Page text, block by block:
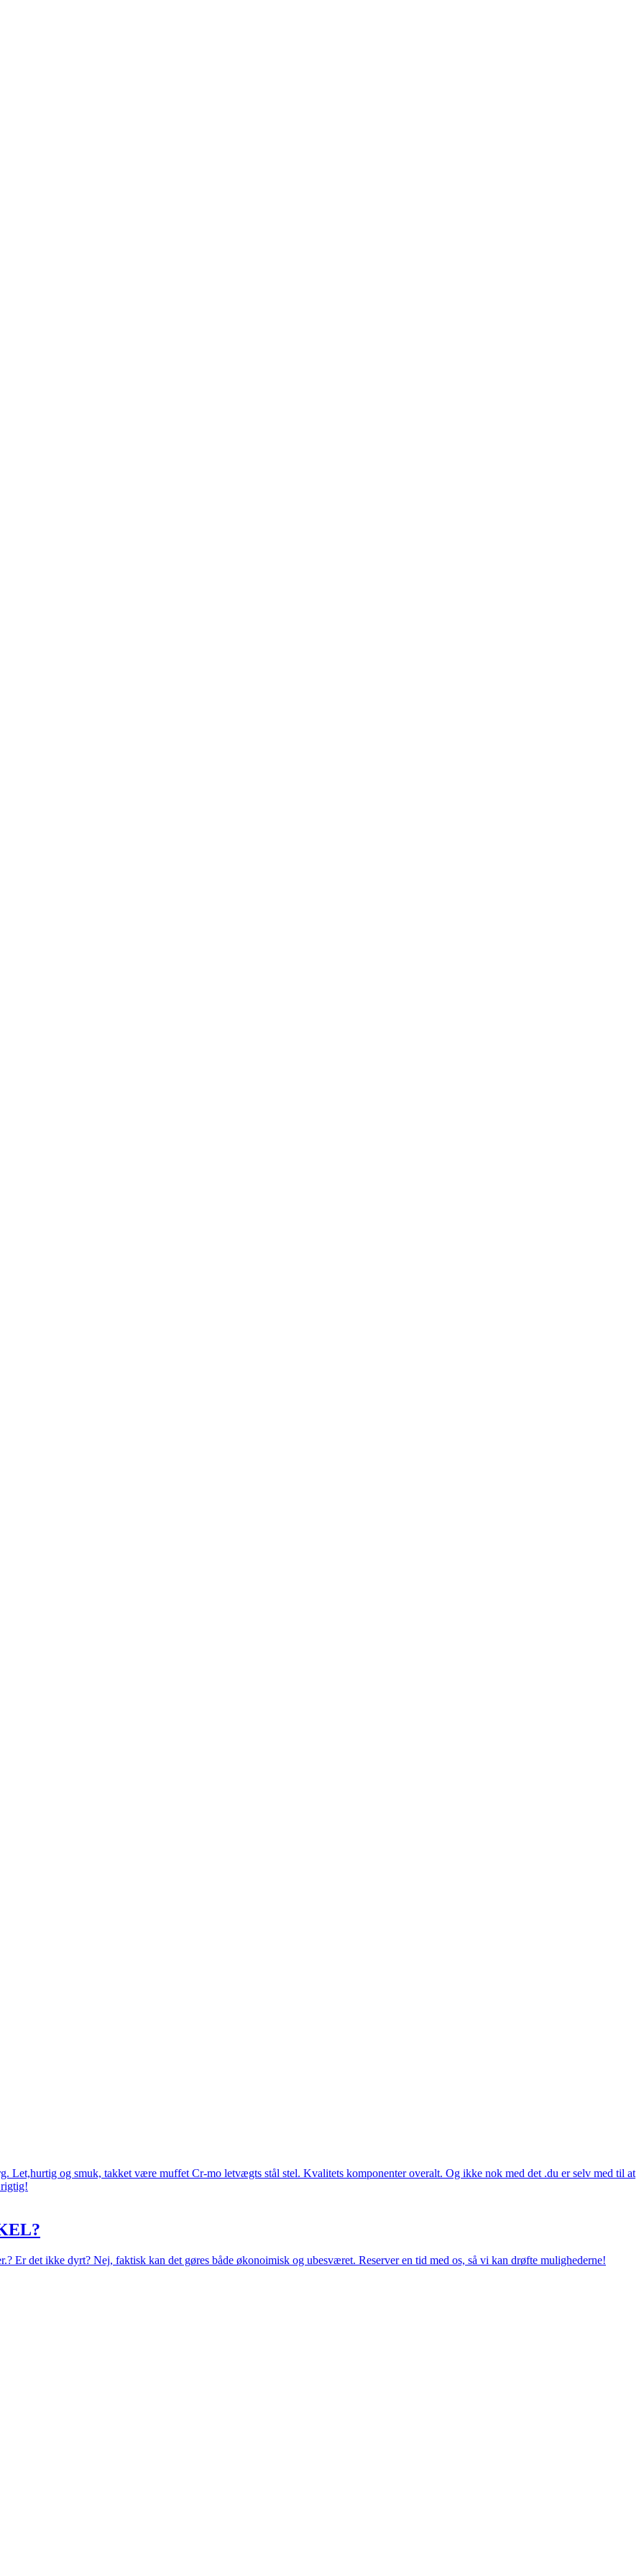
Let,hurtig og smuk, takket være muffet Cr-mo letvægts stål stel. Kvalitets komponenter overalt. Og ikke nok med det .du er selv med til at
rigtig!
Er det ikke dyrt? Nej, faktisk kan det gøres både økonoimisk og ubesværet. Reserver en tid med os, så vi kan drøfte mulighederne!